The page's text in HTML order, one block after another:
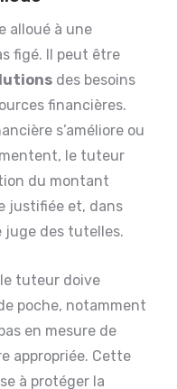
alloué à une
figé. Il peut être
des besoins
financières.
s’améliore ou
le tuteur
du montant
justifiée et, dans
juge des tutelles.
tuteur doive
poche, notamment
en mesure de
appropriée. Cette
à protéger la